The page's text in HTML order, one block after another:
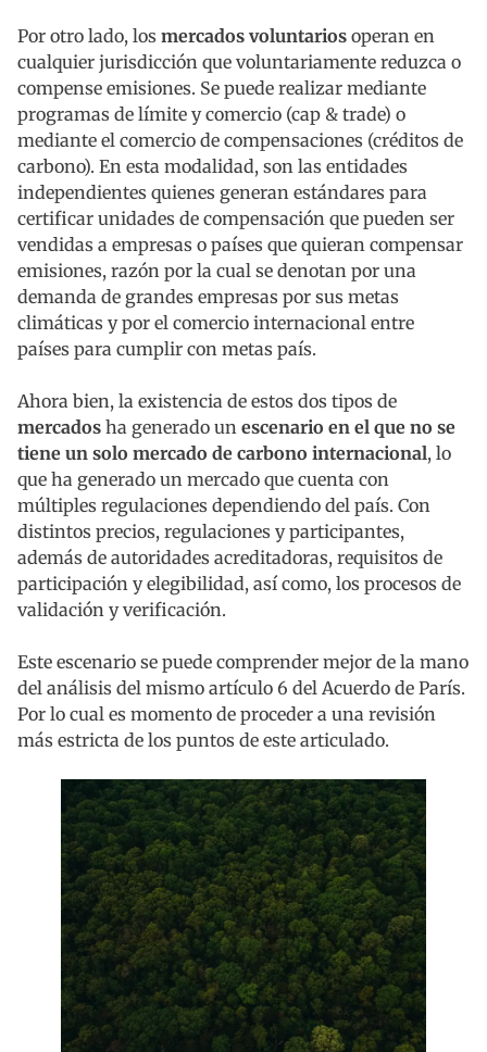
Por otro lado, los mercados voluntarios operan en
cualquier jurisdicción que voluntariamente reduzca o
compense emisiones. Se puede realizar mediante
programas de límite y comercio (cap & trade) o
mediante el comercio de compensaciones (créditos de
carbono). En esta modalidad, son las entidades
independientes quienes generan estándares para
certificar unidades de compensación que pueden ser
vendidas a empresas o países que quieran compensar
emisiones, razón por la cual se denotan por una
demanda de grandes empresas por sus metas
climáticas y por el comercio internacional entre
países para cumplir con metas país.
Ahora bien, la existencia de estos dos tipos de
mercados ha generado un escenario en el que no se
tiene un solo mercado de carbono internacional, lo
que ha generado un mercado que cuenta con
múltiples regulaciones dependiendo del país. Con
distintos precios, regulaciones y participantes,
además de autoridades acreditadoras, requisitos de
participación y elegibilidad, así como, los procesos de
validación y verificación.
Este escenario se puede comprender mejor de la mano
del análisis del mismo artículo 6 del Acuerdo de París.
Por lo cual es momento de proceder a una revisión
más estricta de los puntos de este articulado.